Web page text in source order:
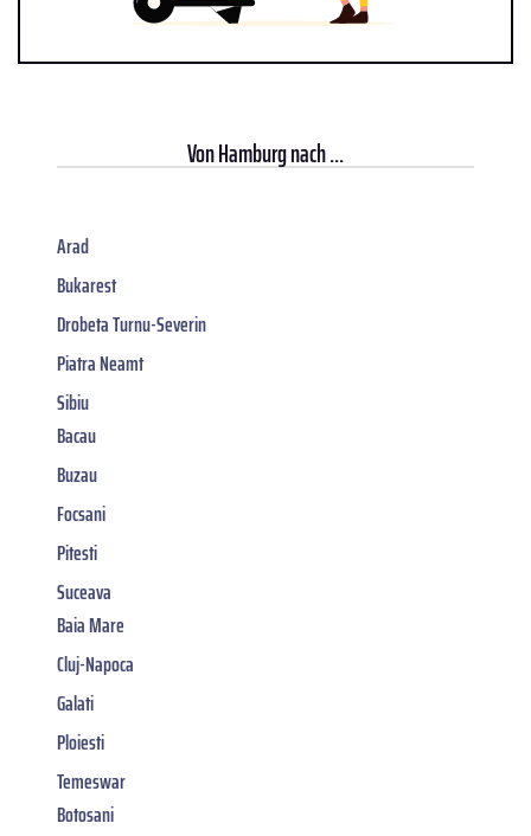
VonHamburgnach ...
Arad
Bukarest
Drobeta Turnu-Severin
Piatra Neamt
Sibiu
Bacau
Buzau
Focsani
Pitesti
Suceava
Baia Mare
Cluj-Napoca
Galati
Ploiesti
Temeswar
Botosani